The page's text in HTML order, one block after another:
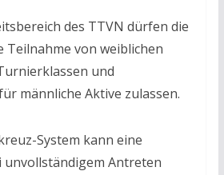
des TTVN dürfen die
Teilnahme von weiblichen
und
männliche Aktive zulassen.
System kann eine
unvollständigem Antreten